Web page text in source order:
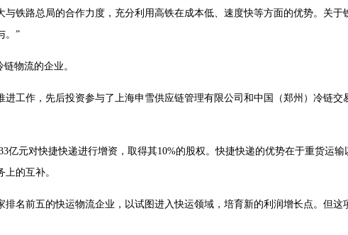
铁路总局的合作力度，充分利用高铁在成本低、速度快等方面的优势。关于
。”
物流的企业。
工作，先后投资参与了上海申雪供应链管理有限公司和中国（郑州）冷链交
亿元对快捷快递进行增资，取得其10%的股权。快捷快递的优势在于重货运输
的互补。
排名前五的快运物流企业，以试图进入快运领域，培育新的利润增长点。但这